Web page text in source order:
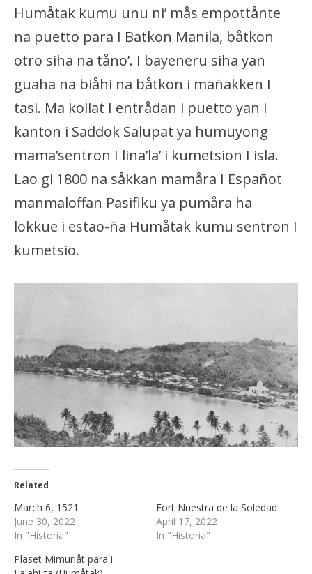
Humåtak kumu unu ni’ mås empottånte
na puetto para I Batkon Manila, båtkon
otro siha na tåno’. I bayeneru siha yan
guaha na biåhi na båtkon i mañakken I
tasi. Ma kollat I entrådan i puetto yan i
kanton i Saddok Salupat ya humuyong
mama’sentron I lina’la’ i kumetsion I isla.
Lao gi 1800 na såkkan mamåra I Españot
manmaloffan Pasifiku ya pumåra ha
lokkue i estao-ña Humåtak kumu sentron I
kumetsio.
Related
March 6, 1521
June 30, 2022
In "Historia"
Fort Nuestra de la Soledad
April 17, 2022
In "Historia"
Plaset Mimuriåt para i